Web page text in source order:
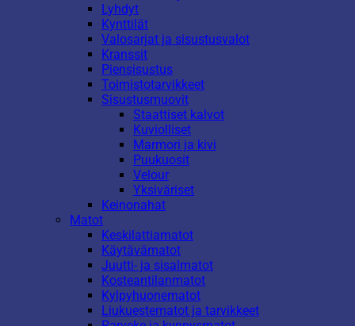
Lyhdyt
Kynttilät
Valosarjat ja sisustusvalot
Kranssit
Piensisustus
Toimistotarvikkeet
Sisustusmuovit
Staattiset kalvot
Kuviolliset
Marmori ja kivi
Puukuosit
Velour
Yksiväriset
Keinonahat
Matot
Keskilattiamatot
Käytävämatot
Juutti- ja sisalmatot
Kosteantilanmatot
Kylpyhuonematot
Liukuestematot ja tarvikkeet